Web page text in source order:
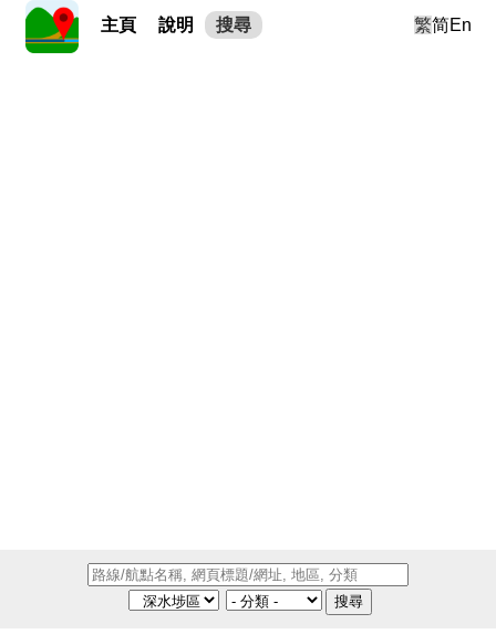
主頁 說明 搜尋 繁简En
搜尋